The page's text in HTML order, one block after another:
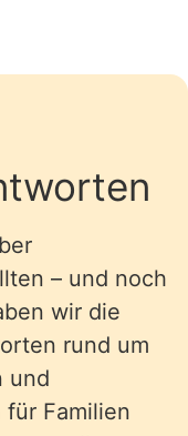
– und noch
wir die
rund um
und
Familien